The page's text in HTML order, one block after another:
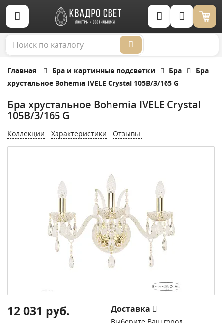
Корзина (0)
Главная Бра и картинные подсветки Бра
Бра
хрустальное Bohemia IVELE Crystal 105B/3/165 G
Бра хрустальное Bohemia IVELE Crystal
105B/3/165 G
Коллекции Характеристики Отзывы
12 031 руб. Доставка